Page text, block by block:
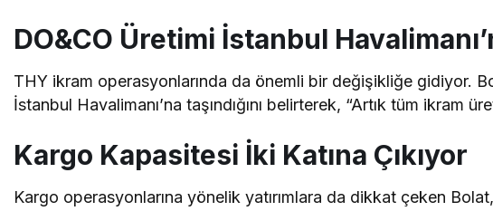
DO&CO Üretimi İstanbul
THY ikram operasyonlarında da önemli bir değişikliğe gidiyor.
İstanbul Havalimanı’na taşındığını belirterek, “Artık tüm ikram
Kargo Kapasitesi İki Katına Çıkıyor
Kargo operasyonlarına yönelik yatırımlara da dikkat çeken